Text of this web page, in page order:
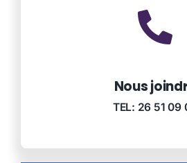
Nous
TEL: 26 51 09